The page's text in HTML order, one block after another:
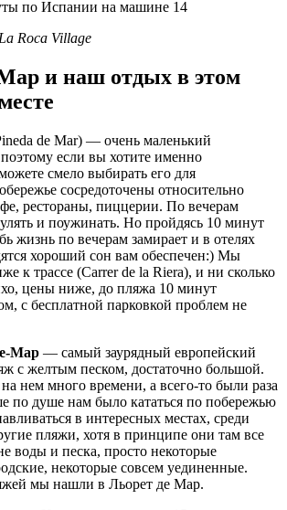
Roca Village
и наш отдых в этом
de Mar) — очень маленький
если вы хотите именно
смело выбирать его для
сосредоточены относительно
рестораны, пиццерии. По вечерам
и поужинать. Но пройдясь 10 минут
жизнь по вечерам замирает и в отелях
хороший сон вам обеспечен:) Мы
к трассе (Carrer de la Riera), и ни сколько
цены ниже, до пляжа 10 минут
с бесплатной парковкой проблем не
Мар — самый заурядный европейский
с желтым песком, достаточно большой.
нем много времени, а всего-то были раза
по душе нам было кататься по побережью
в интересных местах, среди
пляжи, хотя в принципе они там все
воды и песка, просто некоторые
некоторые совсем уединенные.
мы нашли в Льорет де Мар.